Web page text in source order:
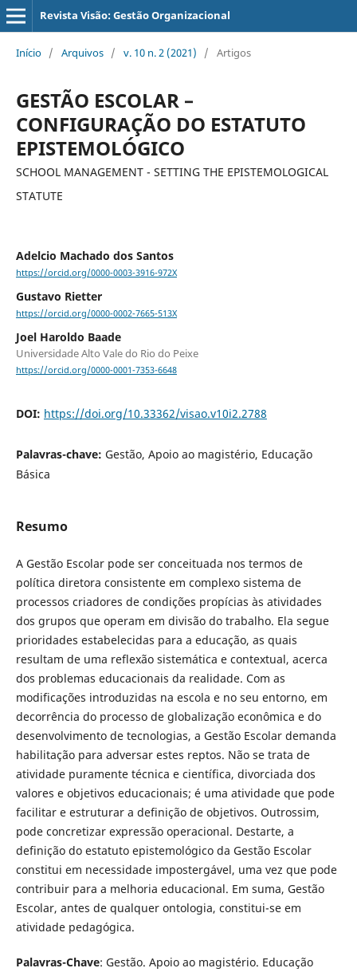
Revista Visão: Gestão Organizacional
Início / Arquivos / v. 10 n. 2 (2021) / Artigos
GESTÃO ESCOLAR –
CONFIGURAÇÃO DO ESTATUTO
EPISTEMOLÓGICO
SCHOOL MANAGEMENT - SETTING THE EPISTEMOLOGICAL
STATUTE
Adelcio Machado dos Santos
https://orcid.org/0000-0003-3916-972X
Gustavo Rietter
https://orcid.org/0000-0002-7665-513X
Joel Haroldo Baade
Universidade Alto Vale do Rio do Peixe
https://orcid.org/0000-0001-7353-6648
DOI: https://doi.org/10.33362/visao.v10i2.2788
Palavras-chave: Gestão, Apoio ao magistério, Educação
Básica
Resumo
A Gestão Escolar pode ser conceituada nos termos de
política diretora consistente em complexo sistema de
processos criadores de condições propícias às atividades
dos grupos que operam em divisão do trabalho. Ela segue
prioridades estabelecidas para a educação, as quais
resultam de uma reflexão sistemática e contextual, acerca
dos problemas educacionais da realidade. Com as
modificações introduzidas na escola e no seu entorno, em
decorrência do processo de globalização econômica e do
desenvolvimento de tecnologias, a Gestão Escolar demanda
habilitação para adversar estes reptos. Não se trata de
atividade puramente técnica e científica, divorciada dos
valores e objetivos educacionais; é uma atividade que pode
facilitar e estruturar a definição de objetivos. Outrossim,
pode concretizar expressão operacional. Destarte, a
definição do estatuto epistemológico da Gestão Escolar
constitui em necessidade impostergável, uma vez que pode
contribuir para a melhoria educacional. Em suma, Gestão
Escolar, antes de qualquer ontologia, constitui-se em
atividade pedagógica.
Palavras-Chave: Gestão. Apoio ao magistério. Educação